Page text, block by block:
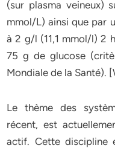
(sur plasma veineux)
mmol/L) ainsi que par
à 2 g/l (11,1 mmol/l) 2
75 g de glucose
Mondiale de la Santé).
Le thème des
récent, est
actif. Cette discipline